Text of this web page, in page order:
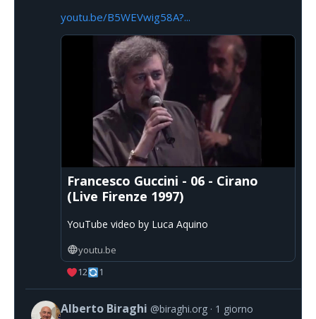
youtu.be/B5WEVwig58A?...
Francesco Guccini - 06 - Cirano
(Live Firenze 1997)
YouTube video by Luca Aquino
youtu.be
12
1
Alberto Biraghi @biraghi.org 1 giorno